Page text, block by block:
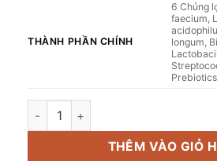
THÀNH PHẦN CHÍNH
6 Chủng
faecium,
longum,
Prebiotics
Viên nhai bổ sung lợi khuẩn
THÊM VÀO GIỎ